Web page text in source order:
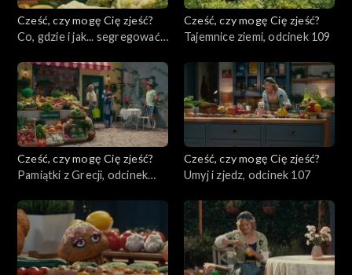
Cześć, czy mogę Cię zjeść?
Co, gdzie i jak... segregować?,
Cześć, czy mogę Cię zjeść?
Tajemnice ziemi, odcinek 109
Cześć, czy mogę Cię zjeść?
Pamiątki z Grecji, odcinek
Cześć, czy mogę Cię zjeść?
Umyj i zjedz, odcinek 107